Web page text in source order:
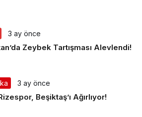
3 ay önce
Zeybek Tartışması Alevlendi!
3 ay önce
Beşiktaş’ı Ağırlıyor!